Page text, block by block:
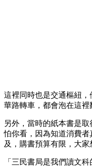
這裡同時也是交通樞紐
華路轉車，都會泡在這裡
另外，當時的紙本書是
怕你看，因為知道消費
及，購書預算有限，大家
「三民書局是我們讀文